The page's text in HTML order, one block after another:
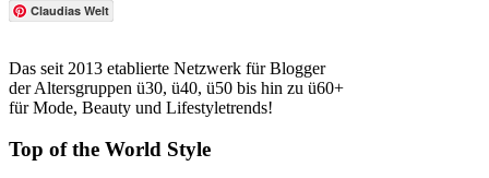
Claudias Welt
Das seit 2013 etablierte Netzwerk für Blogger
der Altersgruppen ü30, ü40, ü50 bis hin zu ü60+
für Mode, Beauty und Lifestyletrends!
Top of the World Style